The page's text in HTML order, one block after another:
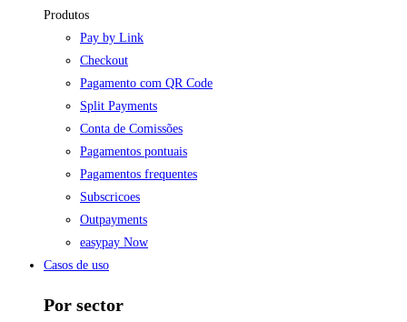
Produtos
Pay by Link
Checkout
Pagamento com QR Code
Split Payments
Conta de Comissões
Pagamentos pontuais
Pagamentos frequentes
Subscricoes
Outpayments
easypay Now
Casos de uso
Por sector